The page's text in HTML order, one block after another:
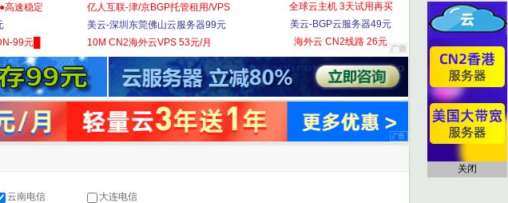
高速稳定
99元█
亿人互联-津/京BGP托管租用/VPS
美云-深圳东莞佛山云服务器99元
10M CN2海外云VPS 53元/月
全球云主机 3天试用再买
美云-BGP云服务器49元
海外云 CN2线路 26元
云南电信
大连电信
关闭